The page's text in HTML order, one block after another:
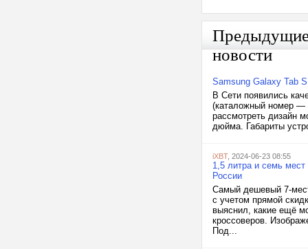
новости
Samsung Galaxy Tab
В Сети появились
(каталожный номер —
рассмотреть дизайн
дюйма. Габариты
iXBT, 2024-06-23 08:55
1,5 литра и семь
России
Самый дешевый 7-
с учетом прямой
выяснил, какие ещё
кроссоверов.
Под...